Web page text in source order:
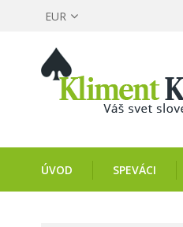
EUR
ÚVOD SPEVÁCI